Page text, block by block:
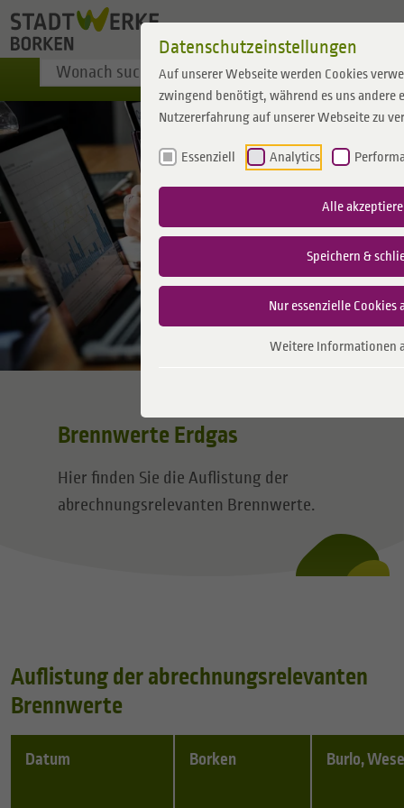
Datenschutzeinstellungen
Auf unserer Webseite werden Cookies
zwingend benötigt, während es uns andere
Nutzererfahrung auf unserer Webseite zu
Essenziell Analytics
Alle
Speichern &
Nur essenzielle Cookies
Weitere Informationen
Zum Inhalt springen
Brennwerte Erdgas
Hier finden Sie die Auflistung der
abrechnungsrelevanten Brennwerte.
Auflistung der abrechnungsrelevanten
Brennwerte
Datum Borken Burlo,